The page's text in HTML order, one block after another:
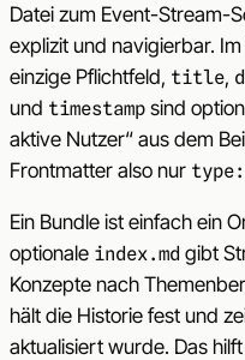
Datei zum Event-Stream-
explizit und navigierbar.
einzige Pflichtfeld, title,
und timestamp sind
aktive Nutzer“ aus dem
Frontmatter also nur
Ein Bundle ist einfach ein
optionale index.md gibt
Konzepte nach
hält die Historie fest und
aktualisiert wurde. Das